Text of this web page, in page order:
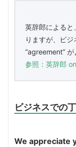
英辞郎によると
りますが、ビ
“agreement” が
参照：英辞郎
ビジネスでの
We appreciate